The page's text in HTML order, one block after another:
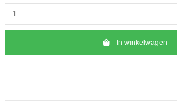
In winkelwagen